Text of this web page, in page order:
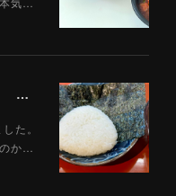
「数百万円の売上は諦めました」 全東信破産で飲食店はどうなったのか？ 被害を受けた飲食店店主に聞いた（Yahoo!ニュース）7/17
た。
か…